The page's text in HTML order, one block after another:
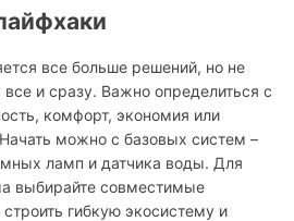
все больше решений, но не
все и сразу. Важно определиться с
комфорт, экономия или
можно с базовых систем –
ламп и датчика воды. Для
выбирайте совместимые
гибкую экосистему и